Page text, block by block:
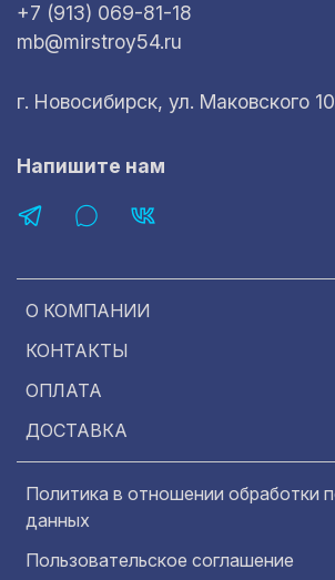
О КОМПАНИИ
КОНТАКТЫ
ОПЛАТА
ДОСТАВКА
Политика в отношении обработки
данных
Пользовательское соглашение
+7 (913) 069-81-18
mb@mirstroy54.ru
г. Новосибирск, ул. Маковского
Напишите нам